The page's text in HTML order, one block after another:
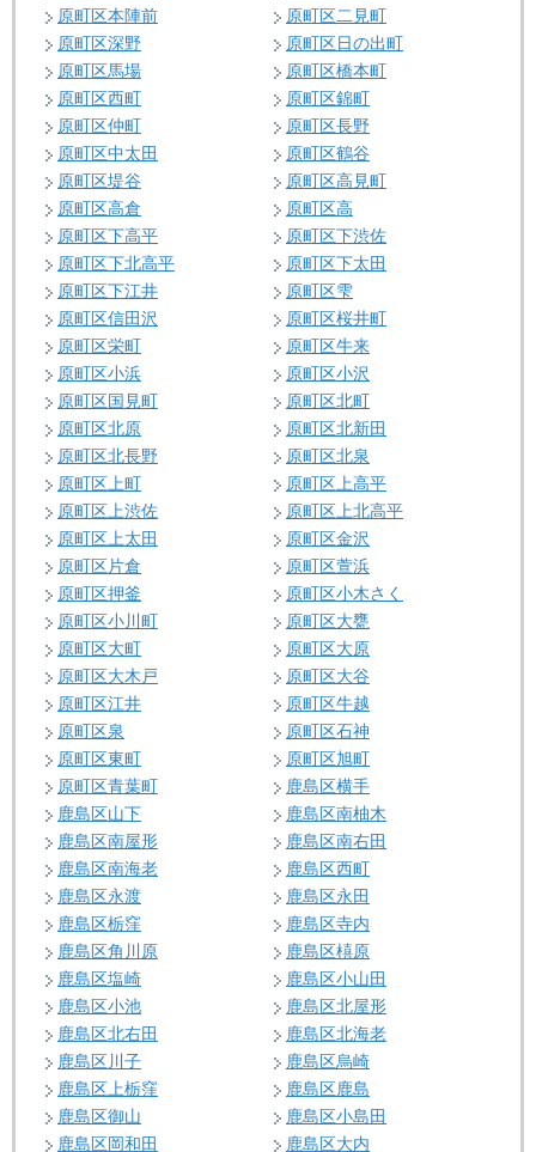
原町区本陣前
原町区二見町
原町区深野
原町区日の出町
原町区馬場
原町区橋本町
原町区西町
原町区錦町
原町区仲町
原町区長野
原町区中太田
原町区鶴谷
原町区堤谷
原町区高見町
原町区高倉
原町区高
原町区下高平
原町区下渋佐
原町区下北高平
原町区下太田
原町区下江井
原町区雫
原町区信田沢
原町区桜井町
原町区栄町
原町区牛来
原町区小浜
原町区小沢
原町区国見町
原町区北町
原町区北原
原町区北新田
原町区北長野
原町区北泉
原町区上町
原町区上高平
原町区上渋佐
原町区上北高平
原町区上太田
原町区金沢
原町区片倉
原町区萱浜
原町区押釜
原町区小木さく
原町区小川町
原町区大甕
原町区大町
原町区大原
原町区大木戸
原町区大谷
原町区江井
原町区牛越
原町区泉
原町区石神
原町区東町
原町区旭町
原町区青葉町
鹿島区横手
鹿島区山下
鹿島区南柚木
鹿島区南屋形
鹿島区南右田
鹿島区南海老
鹿島区西町
鹿島区永渡
鹿島区永田
鹿島区栃窪
鹿島区寺内
鹿島区角川原
鹿島区橲原
鹿島区塩崎
鹿島区小山田
鹿島区小池
鹿島区北屋形
鹿島区北右田
鹿島区北海老
鹿島区川子
鹿島区烏崎
鹿島区上栃窪
鹿島区鹿島
鹿島区御山
鹿島区小島田
鹿島区岡和田
鹿島区大内